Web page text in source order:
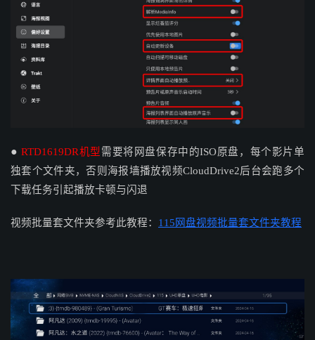
● RTD1619DR机型 需要将网盘保存中的ISO原盘， 每个影片单
独套个文件夹，否则海报墙播放视频CloudDrive2后台会跑多个
下载任务引起播放卡顿与闪退
视频批量套文件夹参考此教程： 115网盘视频批量套文件夹教程